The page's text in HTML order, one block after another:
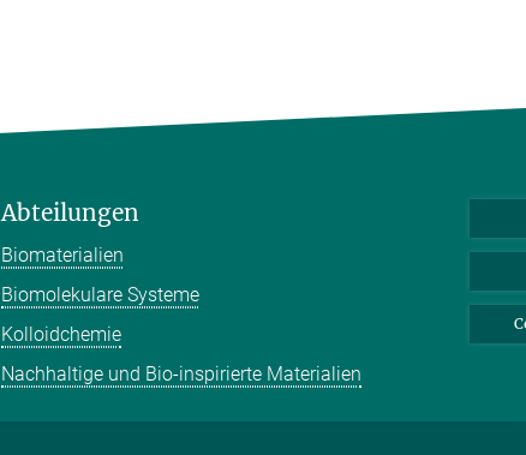
Abteilungen
Biomaterialien
Biomolekulare Systeme
Kolloidchemie
Nachhaltige und Bio-inspirierte Materialien